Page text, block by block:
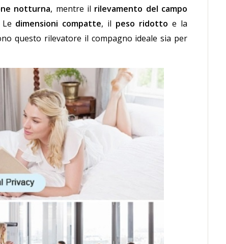
notturna, mentre il rilevamento del campo
dimensioni compatte, il peso ridotto e la
questo rilevatore il compagno ideale sia per